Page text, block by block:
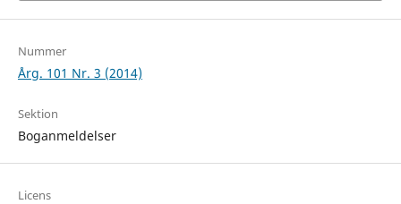
Nummer
Årg. 101 Nr. 3 (2014)
Sektion
Boganmeldelser
Licens